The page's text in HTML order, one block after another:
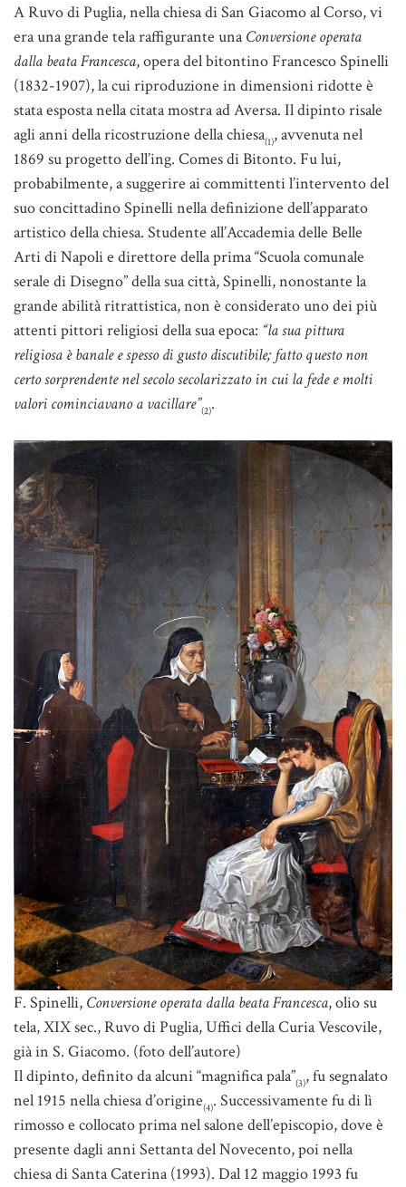
A Ruvo di Puglia, nella chiesa di San Giacomo al Corso, vi
era una grande tela raffigurante unaConversione operata
dalla beata Francesca, opera del bitontino Francesco Spinelli
(1832-1907), la cui riproduzione in dimensioni ridotte è
stata esposta nella citata mostra ad Aversa. Il dipinto risale
agli anni della ricostruzione della chiesa(1), avvenuta nel
1869 su progetto dell’ing. Comes di Bitonto. Fu lui,
probabilmente, a suggerire ai committenti l’intervento del
suo concittadino Spinelli nella definizione dell’apparato
artistico della chiesa. Studente all’Accademia delle Belle
Arti di Napoli e direttore della prima “Scuola comunale
serale di Disegno” della sua città, Spinelli, nonostante la
grande abilità ritrattistica, non è considerato uno dei più
attenti pittori religiosi della sua epoca: “la sua pittura
religiosa è banale e spesso di gusto discutibile; fatto questo non
certo sorprendente nel secolo secolarizzato in cui la fede e molti
valori cominciavano a vacillare”(2).
F. Spinelli, Conversione operata dalla beata Francesca, olio su
tela, XIX sec., Ruvo di Puglia, Uffici della Curia Vescovile,
già in S. Giacomo. (foto dell’autore)
Il dipinto, definito da alcuni “magnifica pala”(3), fu segnalato
nel 1915 nella chiesa d’origine(4). Successivamente fu di lì
rimosso e collocato prima nel salone dell’episcopio, dove è
presente dagli anni Settanta del Novecento, poi nella
chiesa di Santa Caterina (1993). Dal 12 maggio 1993 fu